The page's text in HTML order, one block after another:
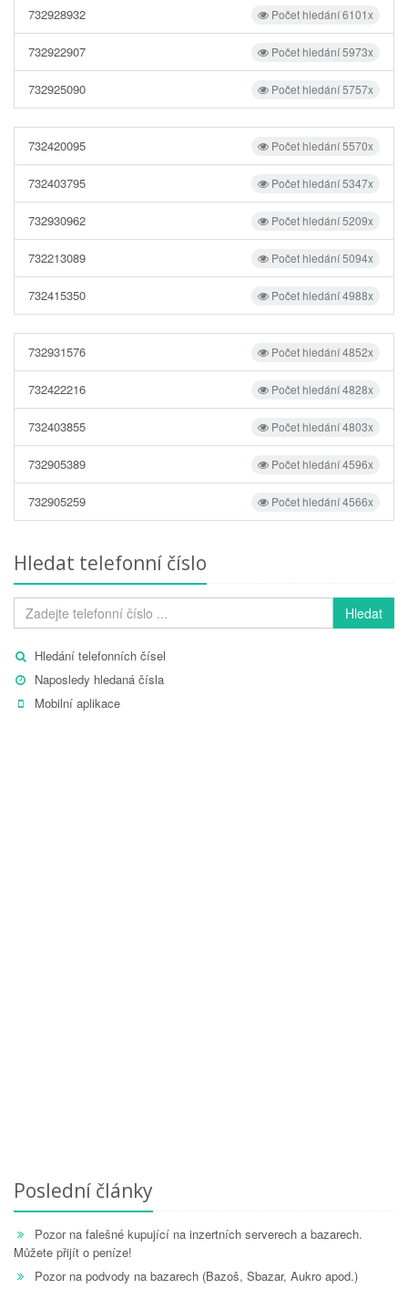
Počet hledání 6101x
732928932
Počet hledání 5973x
732922907
Počet hledání 5757x
732925090
Počet hledání 5570x
732420095
Počet hledání 5347x
732403795
Počet hledání 5209x
732930962
Počet hledání 5094x
732213089
Počet hledání 4988x
732415350
Počet hledání 4852x
732931576
Počet hledání 4828x
732422216
Počet hledání 4803x
732403855
Počet hledání 4596x
732905389
Počet hledání 4566x
732905259
Hledat telefonní číslo
Hledat
Hledání telefonních čísel
Naposledy hledaná čísla
Mobilní aplikace
Poslední články
Pozor na falešné kupující na inzertních serverech a bazarech.
Můžete přijít o peníze!
Pozor na podvody na bazarech (Bazoš, Sbazar, Aukro apod.)